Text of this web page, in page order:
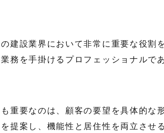
建設業界において非常に重要な役割
務を手掛けるプロフェッショナルで
重要なのは、顧客の要望を具体的な
提案し、機能性と居住性を両立させ